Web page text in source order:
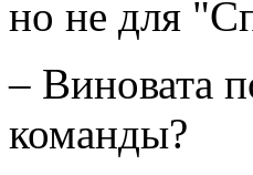
но не для
– Виновата
команды?